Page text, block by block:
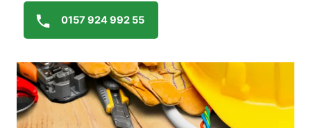
0157 924 992 55